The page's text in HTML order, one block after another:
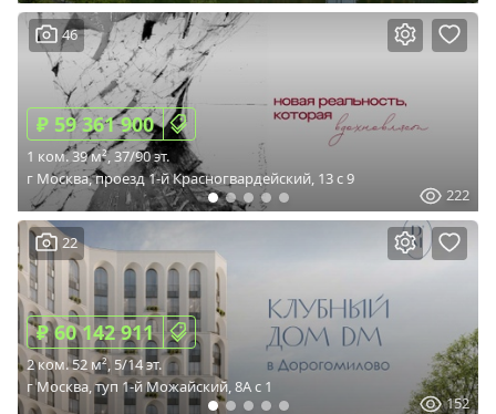
46
222
₽ 59 361 900
1 ком. 39 м², 37/90 эт.
г Москва, проезд 1-й Красногвардейский, 13 c 9
22
152
₽ 60 142 911
2 ком. 52 м², 5/14 эт.
г Москва, туп 1-й Можайский, 8А c 1